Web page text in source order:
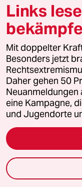
wollen
Also üben sie
wäre, jemandem
ziehen? „Um
muss man ihn
den Bauch, dann
Trainer auf
klingt dann so:
schneiden.“
Nur ein Spiel?
Links
Mit doppelter
Besonders jetzt
Daher gehen 50
Neuanmeldungen
eine Kampagne,
und Jugendorte